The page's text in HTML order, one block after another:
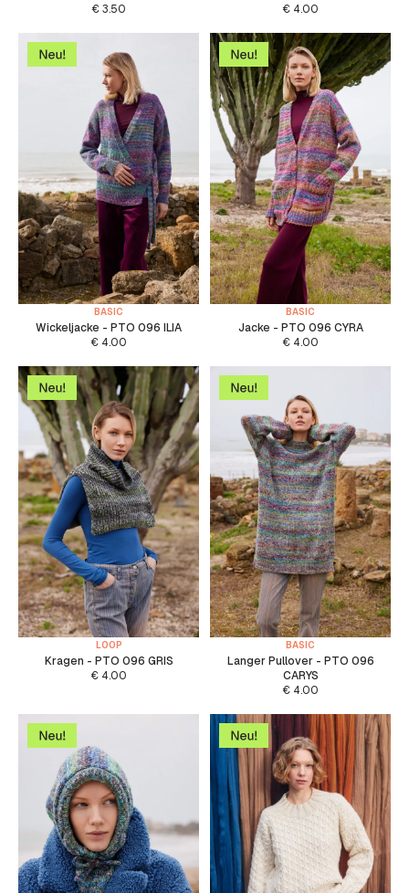
€3.50
€ 4.00
BASIC
Wickeljacke - PTO 096 ILIA
€ 4.00
BASIC
Jacke - PTO 096 CYRA
€ 4.00
LOOP
Kragen - PTO 096 GRIS
€ 4.00
BASIC
Langer Pullover - PTO 096
CARYS
€ 4.00